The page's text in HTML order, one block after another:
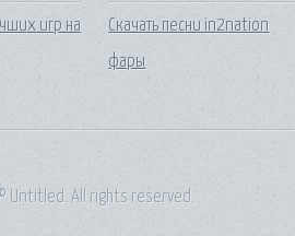
игр на
Скачать песни in2nation
фары
Untitled. All rights reserved.